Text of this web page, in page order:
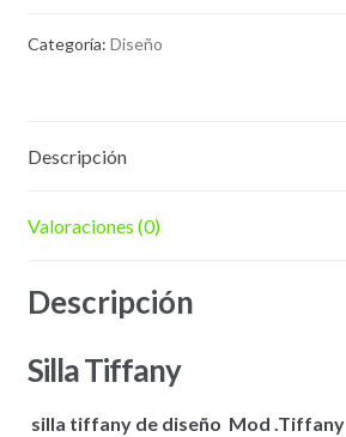
Categoría: Diseño
Descripción
Valoraciones (0)
Descripción
Silla Tiffany
silla tiffany de diseño Mod .Tiffany